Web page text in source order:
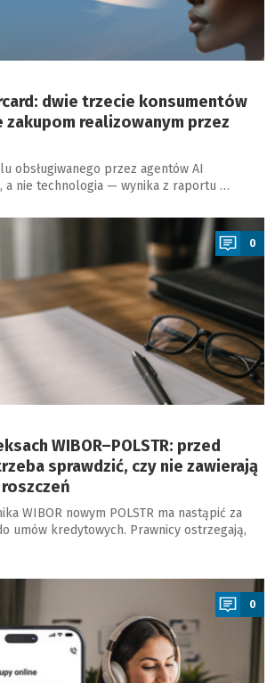
dwie trzecie konsumentów
zakupom realizowanym przez
obsługiwanego przez agentów AI
a nie technologia — wynika z raportu …
0
WIBOR–POLSTR: przed
sprawdzić, czy nie zawierają
WIBOR nowym POLSTR ma nastąpić za
umów kredytowych. Prawnicy ostrzegają,
0